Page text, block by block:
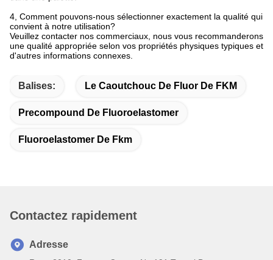
dans un carton. Le poids est de 20-25 kg net par carton. 500 kg
dans une palette.
4, Comment pouvons-nous sélectionner exactement la qualité qui
convient à notre utilisation?
d'autres informations connexes.
Balises: Le Caoutchouc De Fluor De FKM
Precompound De Fluoroelastomer
Contactez rapidement